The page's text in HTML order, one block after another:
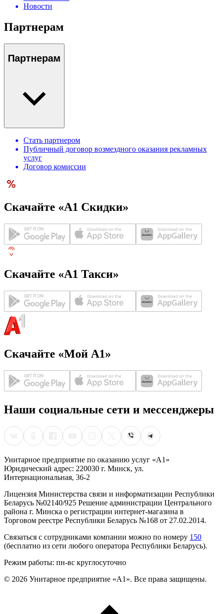
Новости
Партнерам
Партнерам
Стать партнером
Публичный договор возмездного оказания рекламных
услуг
Договор комиссии
Скачайте «А1 Скидки»
Скачайте «А1 Такси»
Скачайте «Мой А1»
Наши социальные сети и мессенджеры
Унитарное предприятие по оказанию услуг «А1»
Юридический адрес: 220030 г. Минск, ул.
Интернациональная, 36-2
Лицензия Министерства связи и информатизации Республики
Беларусь №02140/925 Решение администрации Центрального
района г. Минска о регистрации интернет-магазина в
Торговом реестре Республики Беларусь №168 от 27.02.2014.
Связаться с сотрудниками компании можно по номеру 150
(бесплатно из сети любого оператора Республики Беларусь).
Режим работы: пн-вс круглосуточно
© 2026 Унитарное предприятие «А1». Все права защищены.